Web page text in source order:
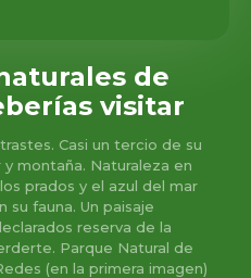
de
visitar
Casi un tercio de su
montaña. Naturaleza en
prados y el azul del mar
fauna. Un paisaje
reserva de la
Parque Natural de
(en la primera imagen)